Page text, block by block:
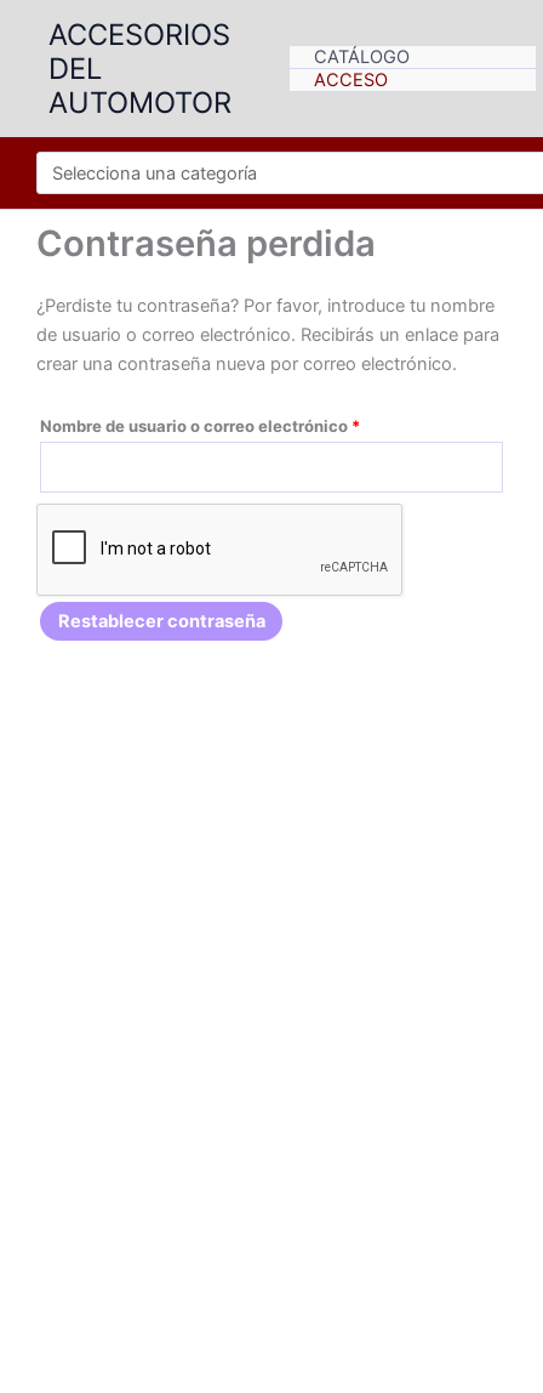
contenido
ACCESORIOS
DEL
AUTOMOTOR
CATÁLOGO
ACCESO
Contraseña perdida
¿Perdiste tu contraseña? Por favor, introduce tu nombre
de usuario o correo electrónico. Recibirás un enlace para
crear una contraseña nueva por correo electrónico.
Nombre de usuario o correo electrónico *Obligatorio
Restablecer contraseña